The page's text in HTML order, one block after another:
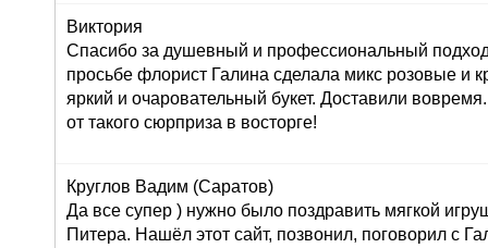
Виктория
Спасибо за душевный и профессиональный
просьбе флорист Галина сделала микс розовые и
яркий и очаровательный букет. Доставили
от такого сюрприза в восторге!
Круглов Вадим (Саратов)
Да все супер ) нужно было поздравить мягкой
Питера. Нашёл этот сайт, позвонил, поговорил с